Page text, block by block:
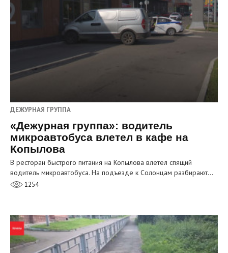
ДЕЖУРНАЯ ГРУППА
«Дежурная группа»: водитель
микроавтобуса влетел в кафе на
Копылова
В ресторан быстрого питания на Копылова влетел спящий
водитель микроавтобуса. На подъезде к Солонцам разбирают…
1254